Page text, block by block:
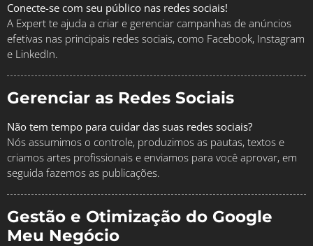
Conecte-se com seu público nas redes sociais!
A Expert te ajuda a criar e gerenciar campanhas de anúncios
efetivas nas principais redes sociais, como Facebook, Instagram
e LinkedIn.
Gerenciar as Redes Sociais
Não tem tempo para cuidar das suas redes sociais?
Nós assumimos o controle, produzimos as pautas, textos e
criamos artes profissionais e enviamos para você aprovar, em
seguida fazemos as publicações.
Gestão e Otimização do Google
Meu Negócio